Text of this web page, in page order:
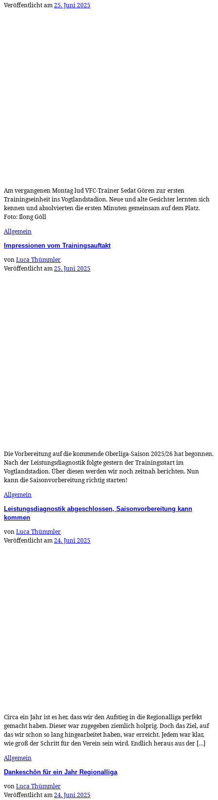
Veröffentlicht am25. Juni 2025
Am vergangenen Montag lud VFC-Trainer Sedat Gören zur ersten
Trainingseinheit ins Vogtlandstadion. Neue und alte Gesichter lernten sich
kennen und absolvierten die ersten Minuten gemeinsam auf dem Platz.
Foto: Ilong Göll
Allgemein
Impressionen vom Trainingsauftakt
vonLuca Thümmler
Veröffentlicht am25. Juni 2025
Die Vorbereitung auf die kommende Oberliga-Saison 2025/26 hat begonnen.
Nach der Leistungsdiagnostik folgte gestern der Trainingsstart im
Vogtlandstadion. Über diesen werden wir noch zeitnah berichten. Nun
kann die Saisonvorbereitung richtig starten!
Allgemein
Leistungsdiagnostik abgeschlossen, Saisonvorbereitung kann
kommen
vonLuca Thümmler
Veröffentlicht am24. Juni 2025
Circa ein Jahr ist es her, dass wir den Aufstieg in die Regionalliga perfekt
gemacht haben. Dieser war zugegeben ziemlich holprig. Doch das Ziel, auf
das wir schon so lang hingearbeitet haben, war erreicht. Jedem war klar,
wie groß der Schritt für den Verein sein wird. Endlich heraus aus der […]
Allgemein
Dankeschön für ein Jahr Regionalliga
vonLuca Thümmler
Veröffentlicht am24. Juni 2025